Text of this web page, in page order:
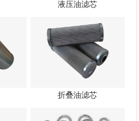
液压油滤芯
折叠油滤芯